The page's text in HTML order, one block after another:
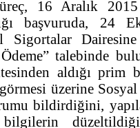
16 Aralık
başvuruda, 24
Sigortalar Dairesine
talebinde
aldığı prim
üzerine
bildirdiğini,
bilgilerin